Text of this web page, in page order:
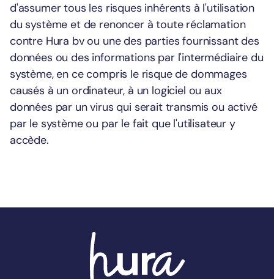
d'assumer tous les risques inhérents à l'utilisation
du système et de renoncer à toute réclamation
contre Hura bv ou une des parties fournissant des
données ou des informations par l'intermédiaire du
système, en ce compris le risque de dommages
causés à un ordinateur, à un logiciel ou aux
données par un virus qui serait transmis ou activé
par le système ou par le fait que l'utilisateur y
accède.